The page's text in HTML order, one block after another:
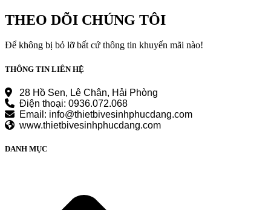
5.030.000 ₫.là:
3.100.000 ₫.
THEO DÕI CHÚNG TÔI
Để không bị bỏ lỡ bất cứ thông tin khuyến mãi nào!
THÔNG TIN LIÊN HỆ
28 Hồ Sen, Lê Chân, Hải Phòng
Điện thoại: 0936.072.068
Email: info@thietbivesinhphucdang.com
www.thietbivesinhphucdang.com
DANH MỤC